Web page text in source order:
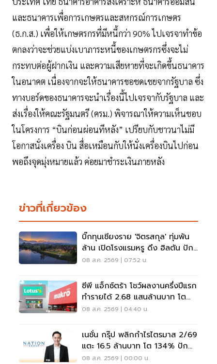
และธนาคารเพื่อการเกษตรและสหกรณ์การเกษตร
(ธ.ก.ส.) เพื่อให้เกษตรกรที่มีหนี้กว่า 90% ไปเจรจาทำข้อ
ตกลงว่าจะช่วยแบ่งเบาภาระหนี้ของเกษตรกรซึ่งจะไม่
กระทบต่อผู้ฝากเงิน และความเสียหายที่จะเกิดขึ้นธนาคาร
ในอนาคต เนื่องจากจะให้ธนาคารขอชดเชยจากรัฐบาล ซึ่ง
ทางบอร์ดของธนาคารจะนำเรื่องนี้ไปเจรจากับรัฐบาล และ
ส่งเรื่องให้คณะรัฐมนตรี (ครม.) พิจารณาให้ความเห็นชอบ
ในโครงการ “บินก่อนผ่อนทีหลัง” เปรียบกับชาวนาไม่มี
โอกาสนั่งเครื่อง บิน สื่อเหมือนกับให้นั่งเครื่องบินไปก่อน
พอถึงจุดมุ่งหมายแล้ว ค่อยมาชำระเงินภายหลัง
ข่าวที่เกี่ยวข้อง
บิ๊กทุนเชียงราย 'จิตรสกุล' ทุ่มพัน
ล้าน เปิดโรงแรมหรู ดึง ฮิลตัน ปัก
หมุดแบรนด์ใหม่
08 ส.ค. 2569 | 07:52 น.
ซีพี แอ็กซ์ตร้า โชว์ผลงานครึ่งปีแรก
ทำรายได้ 2.68 แสนล้านบาท โต
3.6%
08 ส.ค. 2569 | 04:40 น.
เนชั่น กรุ๊ป พลิกกำไรไตรมาส 2/69
แตะ 16.5 ล้านบาท โต 134% ปัก
หมุดสู่ ‘มีเดียเทค’
08 ส.ค. 2569 | 00:00 น.